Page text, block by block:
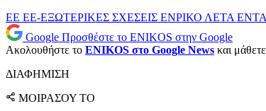
ΕΕ ΕΕ-ΕΞΩΤΕΡΙΚΕΣ ΣΧΕΣΕΙΣ ΕΝΡΙΚΟ ΛΕΤΑ
Google Προσθέστε το ENIKOS στην Google
Ακολουθήστε το ENIKOS στο Google News και
ΔΙΑΦΗΜΙΣΗ
ΜΟΙΡΑΣΟΥ ΤΟ